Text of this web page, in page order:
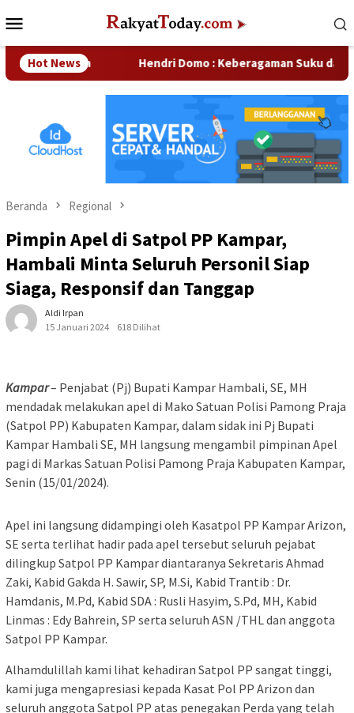
ke
Mobile
Hot News Hendri Domo : Keberagaman Suku dan Budaya
Beranda Regional
Pimpin Apel di Satpol PP Kampar,
Hambali Minta Seluruh Personil Siap
Siaga, Responsif dan Tanggap
Aldi Irpan
15 Januari 2024
618 Dilihat
Kampar– Penjabat (Pj) Bupati Kampar Hambali, SE, MH
mendadak melakukan apel di Mako Satuan Polisi Pamong Praja
(Satpol PP) Kabupaten Kampar, dalam sidak ini Pj Bupati
Kampar Hambali SE, MH langsung mengambil pimpinan Apel
pagi di Markas Satuan Polisi Pamong Praja Kabupaten Kampar,
Senin (15/01/2024).
Apel ini langsung didampingi oleh Kasatpol PP Kampar Arizon,
SE serta terlihat hadir pada apel tersebut seluruh pejabat
dilingkup Satpol PP Kampar diantaranya Sekretaris Ahmad
Zaki, Kabid Gakda H. Sawir, SP, M.Si, Kabid Trantib : Dr.
Hamdanis, M.Pd, Kabid SDA : Rusli Hasyim, S.Pd, MH, Kabid
Linmas : Edy Bahrein, SP serta seluruh ASN /THL dan anggota
Satpol PP Kampar.
Alhamdulillah kami lihat kehadiran Satpol PP sangat tinggi,
kami juga mengapresiasi kepada Kasat Pol PP Arizon dan
seluruh anggota Satpol PP atas penegakan Perda yang telah